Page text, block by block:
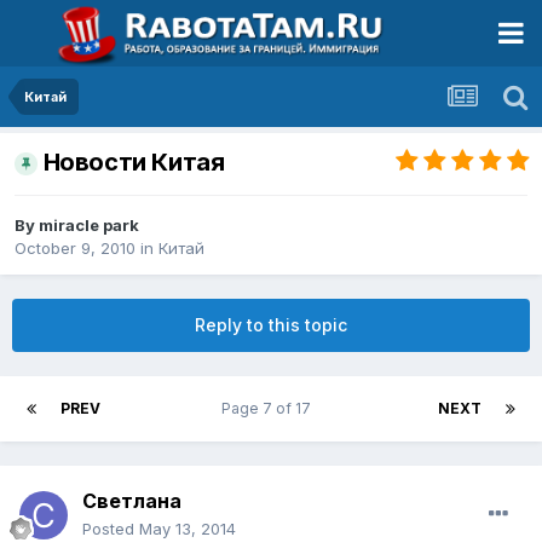
Китай
Новости Китая
By miracle park
October 9, 2010 in Китай
Reply to this topic
PREV NEXT
Page 7 of 17
Светлана
Posted May 13, 2014